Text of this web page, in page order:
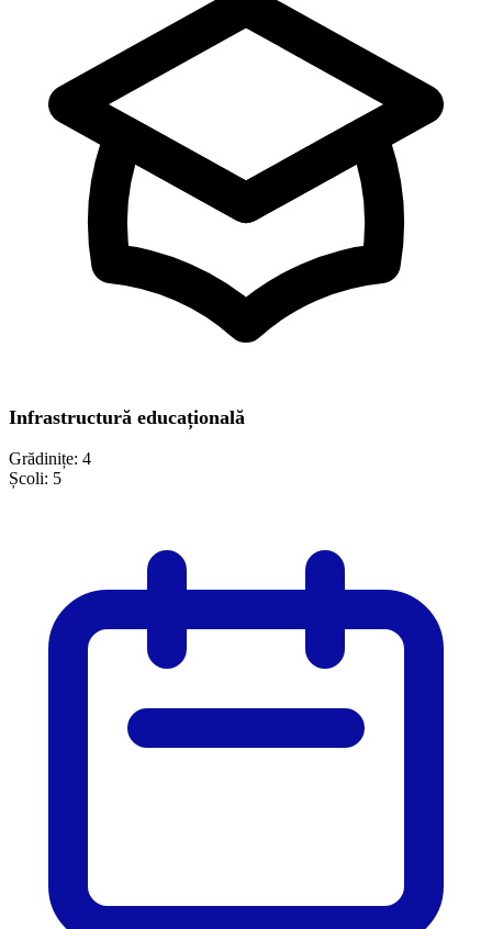
Infrastructură educațională
Grădinițe: 4
Școli: 5